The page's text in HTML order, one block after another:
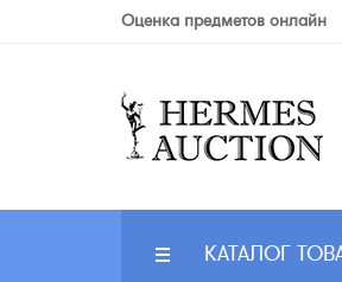
Оценка предметов онлайн
КАТАЛОГ